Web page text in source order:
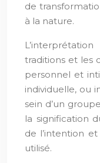
de
à la nature.
traditions et les
personnel et
individuelle, ou
sein d’un
la signification
de l’intention
utilisé.